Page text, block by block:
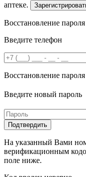
аптеке.
Восстановление пароля
Введите телефон
Восстановление пароля
Введите новый пароль
На указанный Вами
верификационным
поле ниже.